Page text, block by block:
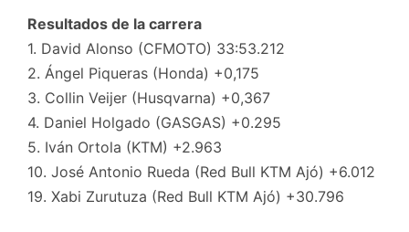
Resultados de la carrera
1. David Alonso (CFMOTO) 33:53.212
2. Ángel Piqueras (Honda) +0,175
3. Collin Veijer (Husqvarna) +0,367
4. Daniel Holgado (GASGAS) +0.295
5. Iván Ortola (KTM) +2.963
10. José Antonio Rueda (Red Bull KTM Ajó) +6.012
19. Xabi Zurutuza (Red Bull KTM Ajó) +30.796